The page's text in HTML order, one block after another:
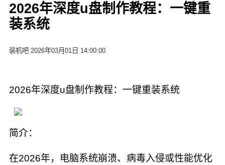
2026年深度u盘制作教程：一键重
装系统
装机吧 2026年03月01日 14:00:00
2026年深度u盘制作教程：一键重装系统
简介：
在2026年，电脑系统崩溃、病毒入侵或性能优化